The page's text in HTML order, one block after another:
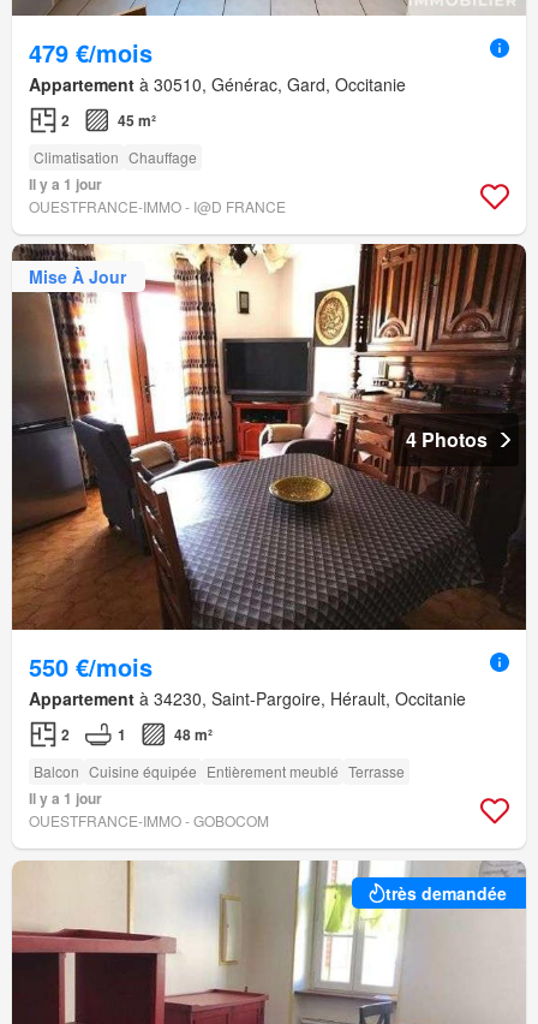
479 €/mois
Appartement à 30510, Générac, Gard, Occitanie
2 45 m²
Climatisation Chauffage
Il y a 1 jour
OUESTFRANCE-IMMO - I@D FRANCE
Mise À Jour
4 Photos
550 €/mois
Appartement à 34230, Saint-Pargoire, Hérault, Occitanie
2 1 48 m²
Balcon Cuisine équipée Entièrement meublé Terrasse
Il y a 1 jour
OUESTFRANCE-IMMO - GOBOCOM
très demandée